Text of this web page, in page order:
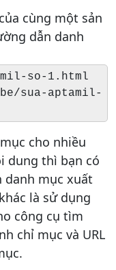
cùng một sản
dẫn danh
so-1.html
sua-aptamil-
cho nhiều
dung thì bạn có
danh mục xuất
là sử dụng
công cụ tìm
chỉ mục và URL